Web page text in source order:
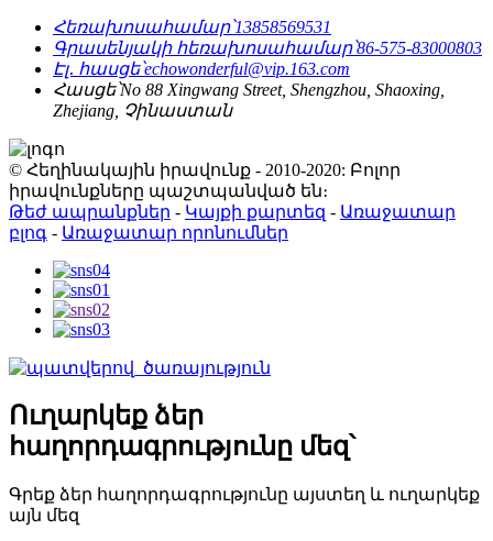
Հեռախոսահամար՝13858569531
Գրասենյակի հեռախոսահամար՝86-575-83000803
Էլ․ հասցե՝echowonderful@vip.163.com
Հասցե՝No 88 Xingwang Street, Shengzhou, Shaoxing,
Zhejiang, Չինաստան
© Հեղինակային իրավունք - 2010-2020: Բոլոր
իրավունքները պաշտպանված են։
Թեժ ապրանքներ - Կայքի քարտեզ - Առաջատար
բլոգ - Առաջատար որոնումներ
Ուղարկեք ձեր
հաղորդագրությունը մեզ՝
Գրեք ձեր հաղորդագրությունը այստեղ և ուղարկեք
այն մեզ